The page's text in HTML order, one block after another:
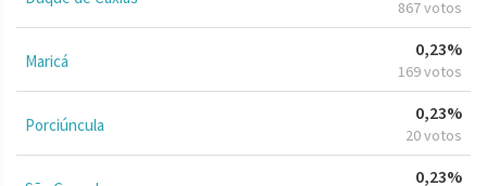
867 votos
Maricá
0,23%
169 votos
Porciúncula
0,23%
20 votos
0,23%